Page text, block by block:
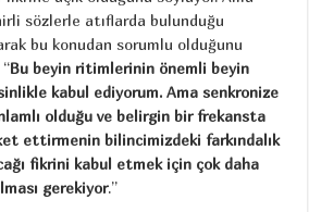
sözlerle atıflarda bulunduğu
bu konudan sorumlu olduğunu
Bu beyin ritimlerinin önemli beyin
kabul ediyorum. Ama senkronize
olduğu ve belirgin bir frekansta
ettirmenin bilincimizdeki farkındalık
fikrini kabul etmek için çok daha
gerekiyor.”